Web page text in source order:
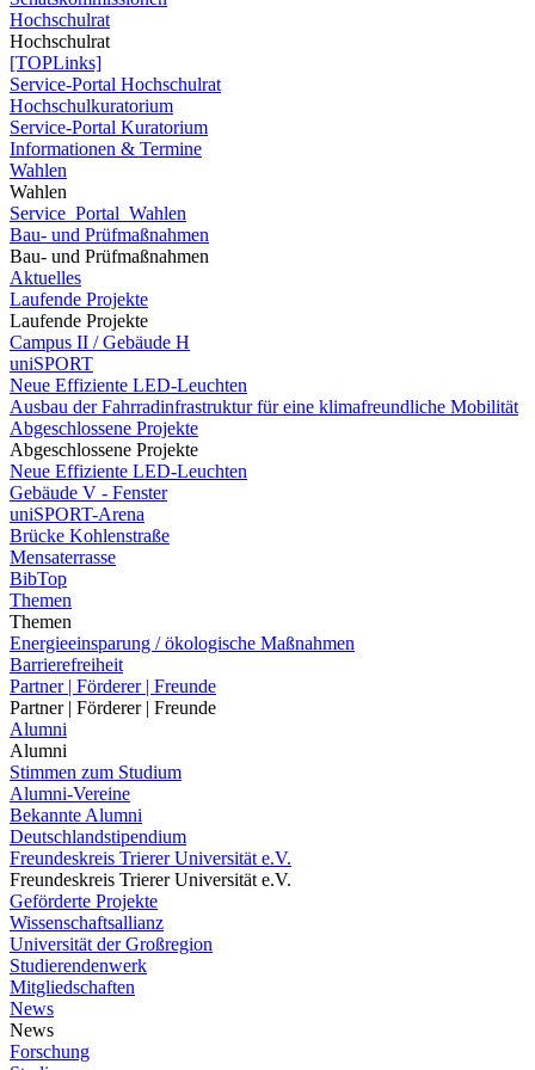
Hochschulrat
Hochschulrat
[TOPLinks]
Service-Portal Hochschulrat
Hochschulkuratorium
Service-Portal Kuratorium
Informationen & Termine
Wahlen
Wahlen
Service_Portal_Wahlen
Bau- und Prüfmaßnahmen
Bau- und Prüfmaßnahmen
Aktuelles
Laufende Projekte
Laufende Projekte
Campus II / Gebäude H
uniSPORT
Neue Effiziente LED-Leuchten
Ausbau der Fahrradinfrastruktur für eine klimafreundliche Mobilität
Abgeschlossene Projekte
Abgeschlossene Projekte
Neue Effiziente LED-Leuchten
Gebäude V - Fenster
uniSPORT-Arena
Brücke Kohlenstraße
Mensaterrasse
BibTop
Themen
Themen
Energieeinsparung / ökologische Maßnahmen
Barrierefreiheit
Partner | Förderer | Freunde
Partner | Förderer | Freunde
Alumni
Alumni
Stimmen zum Studium
Alumni-Vereine
Bekannte Alumni
Deutschlandstipendium
Freundeskreis Trierer Universität e.V.
Freundeskreis Trierer Universität e.V.
Geförderte Projekte
Wissenschaftsallianz
Universität der Großregion
Studierendenwerk
Mitgliedschaften
News
News
Forschung